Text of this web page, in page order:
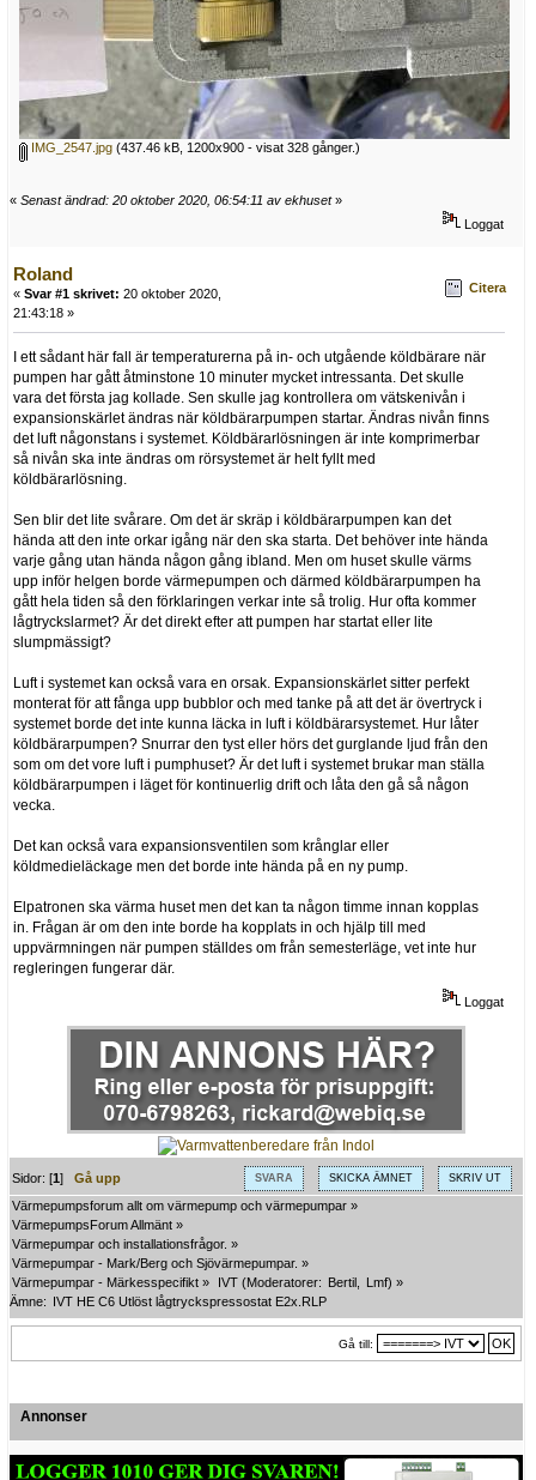
IMG_2547.jpg (437.46 kB, 1200x900 - visat 328 gånger.)
« Senast ändrad: 20 oktober 2020, 06:54:11 av ekhuset»
Loggat
Roland
« Svar #1 skrivet: 20 oktober 2020,
21:43:18 »
Citera
I ett sådant här fall är temperaturerna på in- och utgående köldbärare när
pumpen har gått åtminstone 10 minuter mycket intressanta. Det skulle
vara det första jag kollade. Sen skulle jag kontrollera om vätskenivån i
expansionskärlet ändras när köldbärarpumpen startar. Ändras nivån finns
det luft någonstans i systemet. Köldbärarlösningen är inte komprimerbar
så nivån ska inte ändras om rörsystemet är helt fyllt med
köldbärarlösning.
Sen blir det lite svårare. Om det är skräp i köldbärarpumpen kan det
hända att den inte orkar igång när den ska starta. Det behöver inte hända
varje gång utan hända någon gång ibland. Men om huset skulle värms
upp inför helgen borde värmepumpen och därmed köldbärarpumpen ha
gått hela tiden så den förklaringen verkar inte så trolig. Hur ofta kommer
lågtryckslarmet? Är det direkt efter att pumpen har startat eller lite
slumpmässigt?
Luft i systemet kan också vara en orsak. Expansionskärlet sitter perfekt
monterat för att fånga upp bubblor och med tanke på att det är övertryck i
systemet borde det inte kunna läcka in luft i köldbärarsystemet. Hur låter
köldbärarpumpen? Snurrar den tyst eller hörs det gurglande ljud från den
som om det vore luft i pumphuset? Är det luft i systemet brukar man ställa
köldbärarpumpen i läget för kontinuerlig drift och låta den gå så någon
vecka.
Det kan också vara expansionsventilen som krånglar eller
köldmedieläckage men det borde inte hända på en ny pump.
Elpatronen ska värma huset men det kan ta någon timme innan kopplas
in. Frågan är om den inte borde ha kopplats in och hjälp till med
uppvärmningen när pumpen ställdes om från semesterläge, vet inte hur
regleringen fungerar där.
Loggat
SVARA SKICKA ÄMNET SKRIV UT
Sidor: [1]Gå upp
Värmepumpsforum allt om värmepump och värmepumpar »
VärmepumpsForum Allmänt »
Värmepumpar och installationsfrågor. »
Värmepumpar - Mark/Berg och Sjövärmepumpar. »
Värmepumpar - Märkesspecifikt » IVT (Moderatorer: Bertil Lmf) »
Ämne:
IVT HE C6 Utlöst lågtryckspressostat E2x.RLP
Gå till:
Annonser